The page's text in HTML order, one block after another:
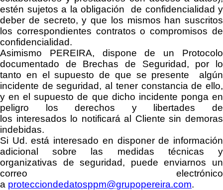
estén sujetos a la obligación de confidencialidad y
deber de secreto, y que los mismos han suscritos
los correspondientes contratos o compromisos de
confidencialidad.
Asimismo PEREIRA, dispone de un Protocolo
documentado de Brechas de Seguridad, por lo
tanto en el supuesto de que se presente algún
incidente de seguridad, al tener constancia de ello,
y en el supuesto de que dicho incidente ponga en
peligro los derechos y libertades de
los interesados lo notificaráa l Cliente sin demoras
indebidas.
Si Ud. está interesado en disponer de información
adicional sobre las medidas técnicas y
organizativas de seguridad, puede enviarnos un
correo electrónico
a protecciondedatosppm@grupopereira.com.